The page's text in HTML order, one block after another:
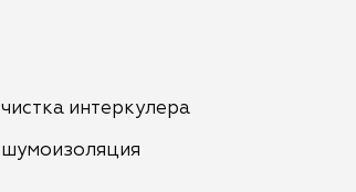
чистка интеркулера
шумоизоляция